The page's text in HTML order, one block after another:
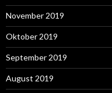
November 2019
Oktober 2019
September 2019
August 2019